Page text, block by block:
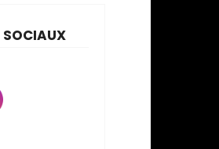
SOCIAUX